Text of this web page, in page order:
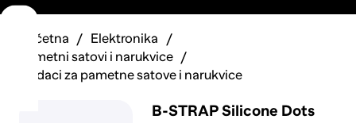
Početna
Elektronika
Pametni satovi i narukvice
Dodaci za pametne satove i narukvice
B-STRAP Silicone Dots